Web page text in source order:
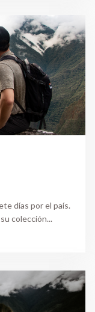
días por el país.
colección...